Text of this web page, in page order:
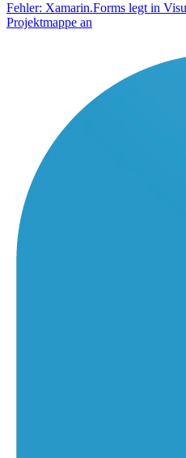
Fehler: Xamarin.Forms legt in
Projektmappe an